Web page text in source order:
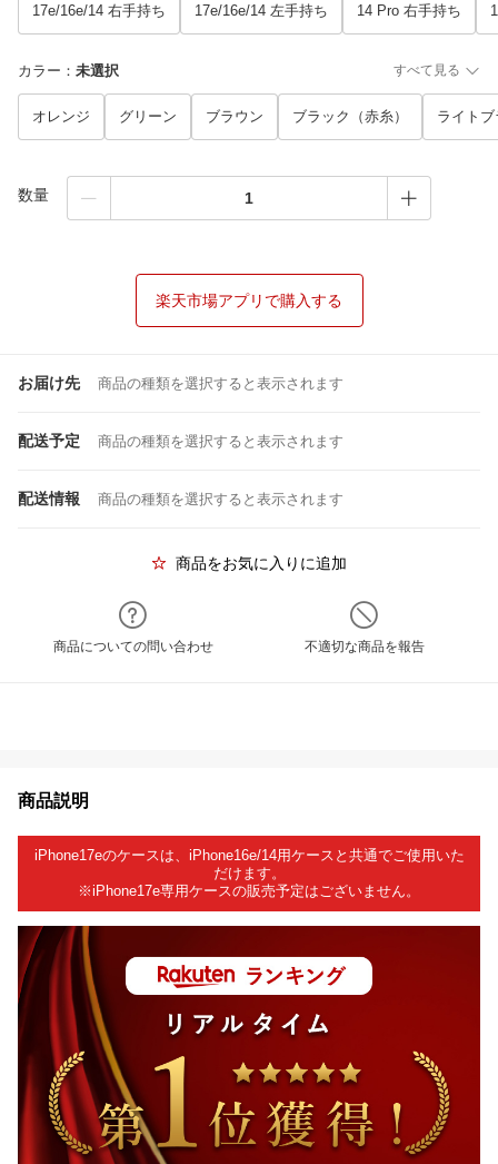
17e/16e/14 右手持ち 17e/16e/14 左手持ち 14 Pro 右手持ち
カラー ： 未選択 すべて見る
オレンジ グリーン ブラウン ブラック（赤糸） ライト
数量
楽天市場アプリで購入する
お届け先 商品の種類を選択すると表示されます
配送予定 商品の種類を選択すると表示されます
配送情報 商品の種類を選択すると表示されます
商品をお気に入りに追加
商品についての問い合わせ 不適切な商品を報告
商品説明
iPhone17eのケースは、iPhone16e/14用ケースと共通でご使用いた
だけます。
※iPhone17e専用ケースの販売予定はございません。